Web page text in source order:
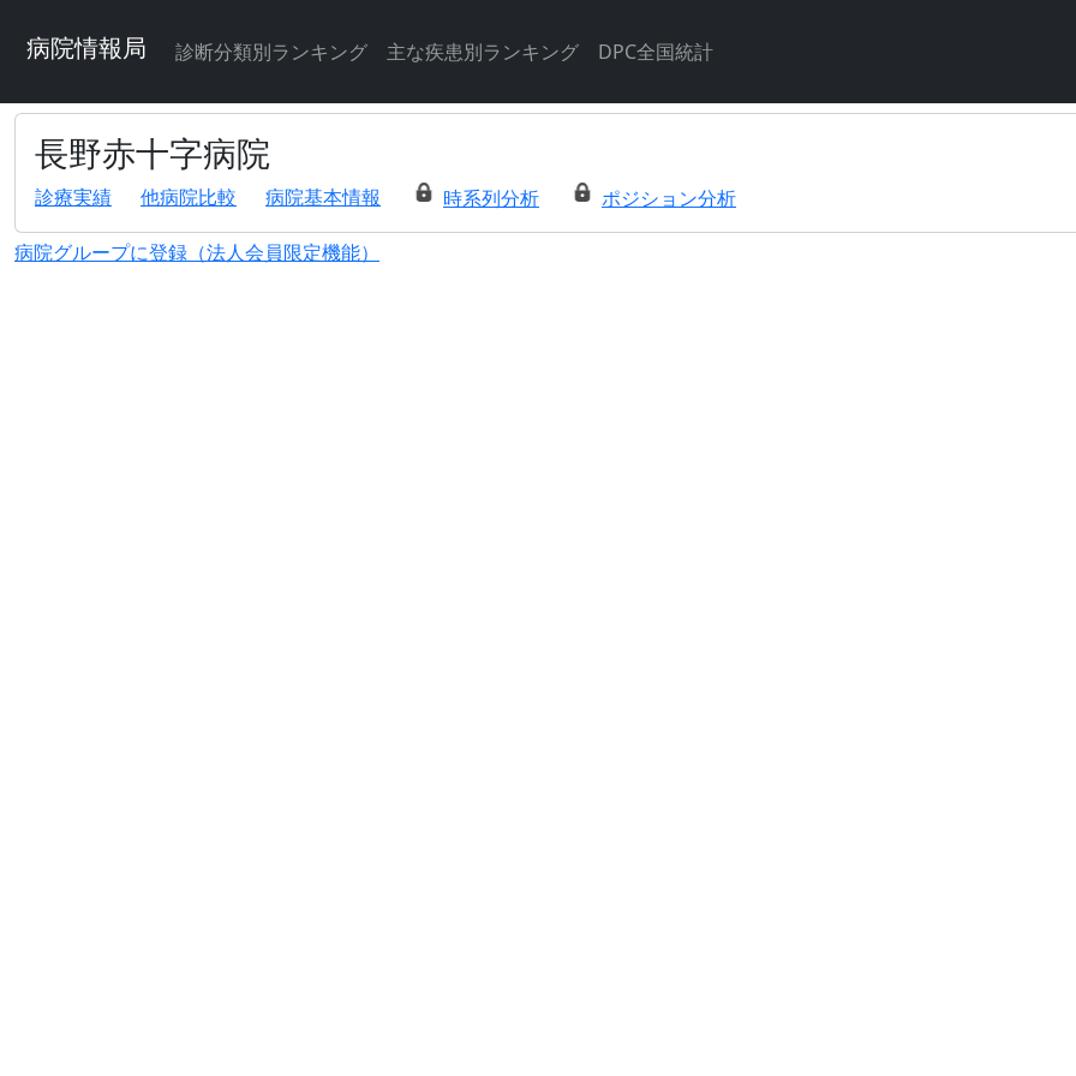
病院情報局 診断分類別ランキング 主な疾患別ランキング DPC全国統計
長野赤十字病院
診療実績 他病院比較 病院基本情報 時系列分析 ポジション分析
病院グループに登録（法人会員限定機能）